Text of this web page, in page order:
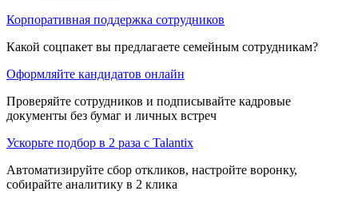
Корпоративная поддержка сотрудников
Какой соцпакет вы предлагаете семейным сотрудникам?
Оформляйте кандидатов онлайн
Проверяйте сотрудников и подписывайте кадровые
документы без бумаг и личных встреч
Ускорьте подбор в 2 раза с Talantix
Автоматизируйте сбор откликов, настройте воронку,
собирайте аналитику в 2 клика